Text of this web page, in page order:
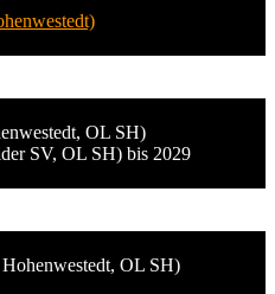
OL SH)
SV, OL SH) bis 2029
OL SH)